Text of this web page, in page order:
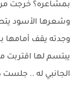
بمشاعره؟ خرجت
وشعرها الأسود
وجدته يقف أمامها
يبتسم لها اقتربت
الجانبي له .. جلست